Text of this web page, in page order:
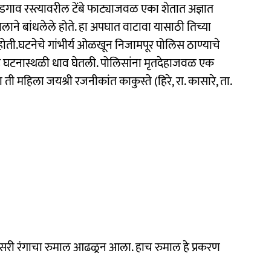
रस्त्यावरील टेंबे फाट्याजवळ एका शेतात अज्ञात
होते. हा अपघात वाटावा यासाठी तिच्या
गांभीर्य ओळखून निजामपूर पोलिस ठाण्याचे
धाव घेतली. पोलिसांना मृतदेहाजवळ एक
जयश्री रजनीकांत काकुस्ते (हिरे, रा. कासारे, ता.
रंगाचा रुमाल आढळून आला. हाच रुमाल हे प्रकरण